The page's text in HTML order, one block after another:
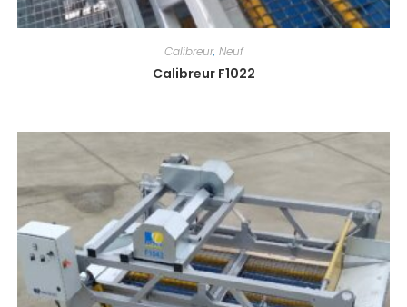
Calibreur, Neuf
Calibreur F1022